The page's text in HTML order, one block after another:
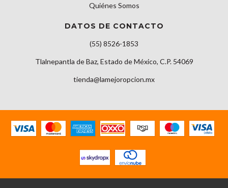
Quiénes Somos
DATOS DE CONTACTO
(55) 8526-1853
Tlalnepantla de Baz, Estado de México, C.P. 54069
tienda@lamejoropcion.mx